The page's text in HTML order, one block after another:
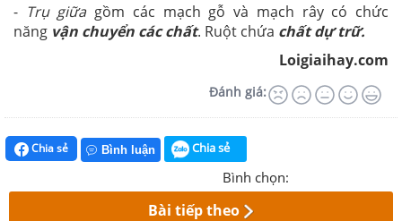
- Trụ giữagồm các mạch gỗ và mạch rây có chức
năng vận chuyển các chất. Ruột chứa chất dự trữ.
Loigiaihay.com
Đánh giá:
Chia sẻ Bình luận Chia sẻ
Bình chọn:
Bài tiếp theo